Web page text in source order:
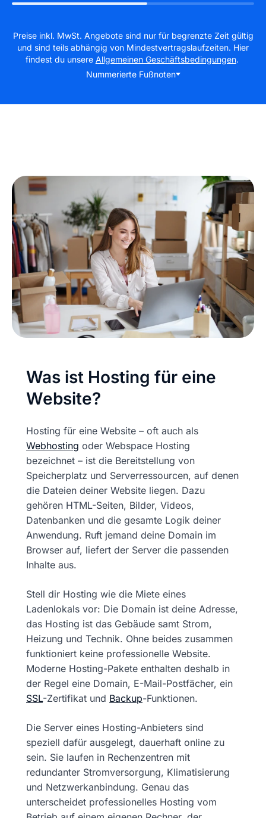
Preise inkl. MwSt. Angebote sind nur für begrenzte Zeit gültig
und sind teils abhängig von Mindestvertragslaufzeiten. Hier
findest du unsere Allgemeinen Geschäftsbedingungen.
Nummerierte Fußnoten
Was ist Hosting für eine
Website?
Hosting für eine Website – oft auch als
Webhosting oder Webspace Hosting
bezeichnet – ist die Bereitstellung von
Speicherplatz und Serverressourcen, auf denen
die Dateien deiner Website liegen. Dazu
gehören HTML-Seiten, Bilder, Videos,
Datenbanken und die gesamte Logik deiner
Anwendung. Ruft jemand deine Domain im
Browser auf, liefert der Server die passenden
Inhalte aus.
Stell dir Hosting wie die Miete eines
Ladenlokals vor: Die Domain ist deine Adresse,
das Hosting ist das Gebäude samt Strom,
Heizung und Technik. Ohne beides zusammen
funktioniert keine professionelle Website.
Moderne Hosting-Pakete enthalten deshalb in
der Regel eine Domain, E-Mail-Postfächer, ein
SSL-Zertifikat und Backup-Funktionen.
Die Server eines Hosting-Anbieters sind
speziell dafür ausgelegt, dauerhaft online zu
sein. Sie laufen in Rechenzentren mit
redundanter Stromversorgung, Klimatisierung
und Netzwerkanbindung. Genau das
unterscheidet professionelles Hosting vom